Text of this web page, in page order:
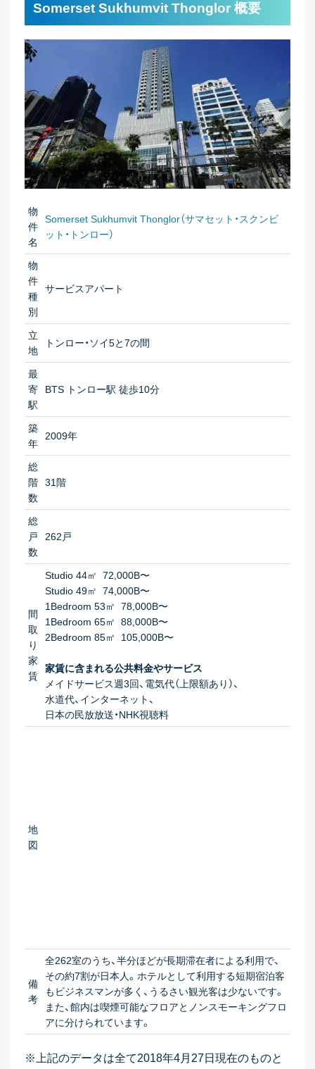
Somerset Sukhumvit Thonglor 概要
物
件
名
Somerset Sukhumvit Thonglor（サマセット・スクンビ
ット・トンロー）
物
件
種
別
サービスアパート
立
地
トンロー・ソイ5と7の間
最
寄
駅
BTS トンロー駅 徒歩10分
築
年
2009年
総
階
数
31階
総
戸
数
262戸
間
取
り
家
賃
Studio 44㎡ 72,000B〜
Studio 49㎡ 74,000B〜
1Bedroom 53㎡ 78,000B〜
1Bedroom 65㎡ 88,000B〜
2Bedroom 85㎡ 105,000B〜
家賃に含まれる公共料金やサービス
メイドサービス週3回、電気代（上限額あり）、
水道代、インターネット、
日本の民放放送・NHK視聴料
地
図
備
考
全262室のうち、半分ほどが長期滞在者による利用で、
その約7割が日本人。ホテルとして利用する短期宿泊客
もビジネスマンが多く、うるさい観光客は少ないです。
また、館内は喫煙可能なフロアとノンスモーキングフロ
アに分けられています。
※上記のデータは全て2018年4月27日現在のものと